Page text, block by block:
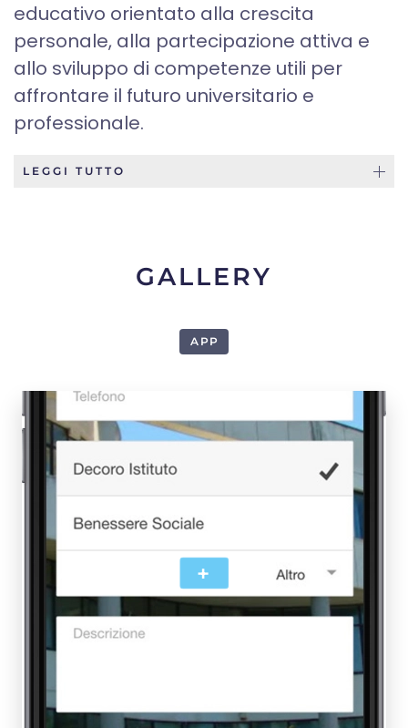
educativo orientato alla crescita
personale, alla partecipazione attiva e
allo sviluppo di competenze utili per
affrontare il futuro universitario e
professionale.
LEGGI TUTTO
GALLERY
APP
+